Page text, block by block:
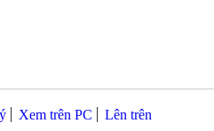
Xem trên PC Lên trên